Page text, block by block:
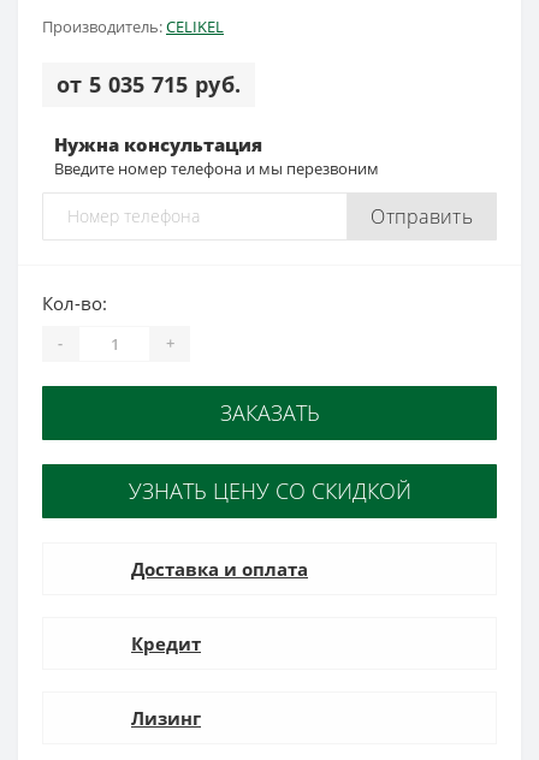
Производитель:CELIKEL
от 5 035 715 руб.
Нужна консультация
Введите номер телефона и мы перезвоним
Отправить
Кол-во:
- +
ЗАКАЗАТЬ
УЗНАТЬ ЦЕНУ СО СКИДКОЙ
Доставка и оплата
Кредит
Лизинг